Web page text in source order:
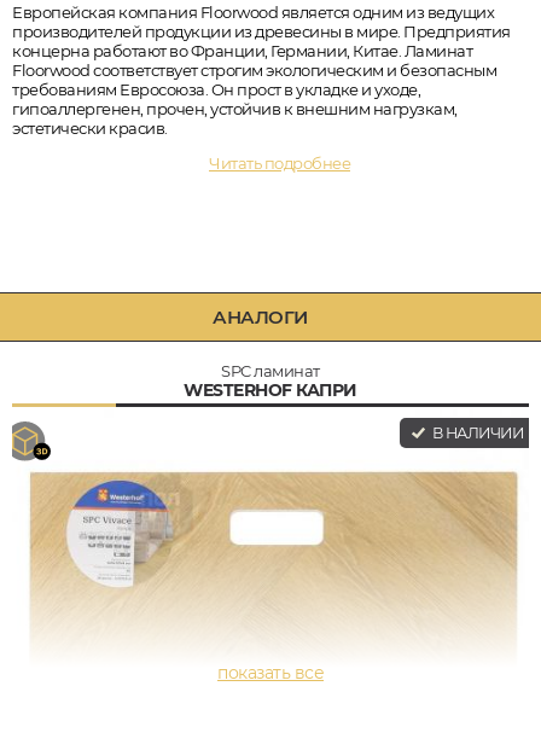
Европейская компания Floorwood является одним из ведущих
производителей продукции из древесины в мире. Предприятия
концерна работают во Франции, Германии, Китае. Ламинат
Floorwood соответствует строгим экологическим и безопасным
требованиям Евросоюза. Он прост в укладке и уходе,
гипоаллергенен, прочен, устойчив к внешним нагрузкам,
эстетически красив.
Читать подробнее
АНАЛОГИ
SPC ламинат
WESTERHOF КАПРИ
В НАЛИЧИИ